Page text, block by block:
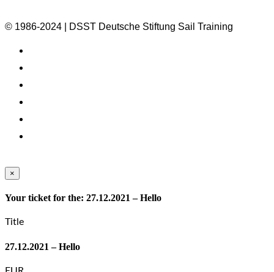
© 1986-2024 | DSST Deutsche Stiftung Sail Training
×
Your ticket for the: 27.12.2021 – Hello
Title
27.12.2021 – Hello